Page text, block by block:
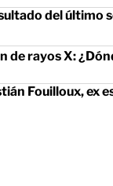
del último
de rayos X:
Fouilloux, ex